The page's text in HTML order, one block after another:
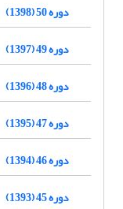
دوره 50 (1398)
دوره 49 (1397)
دوره 48 (1396)
دوره 47 (1395)
دوره 46 (1394)
دوره 45 (1393)